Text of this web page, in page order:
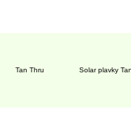
Tan Thru Solar plavky